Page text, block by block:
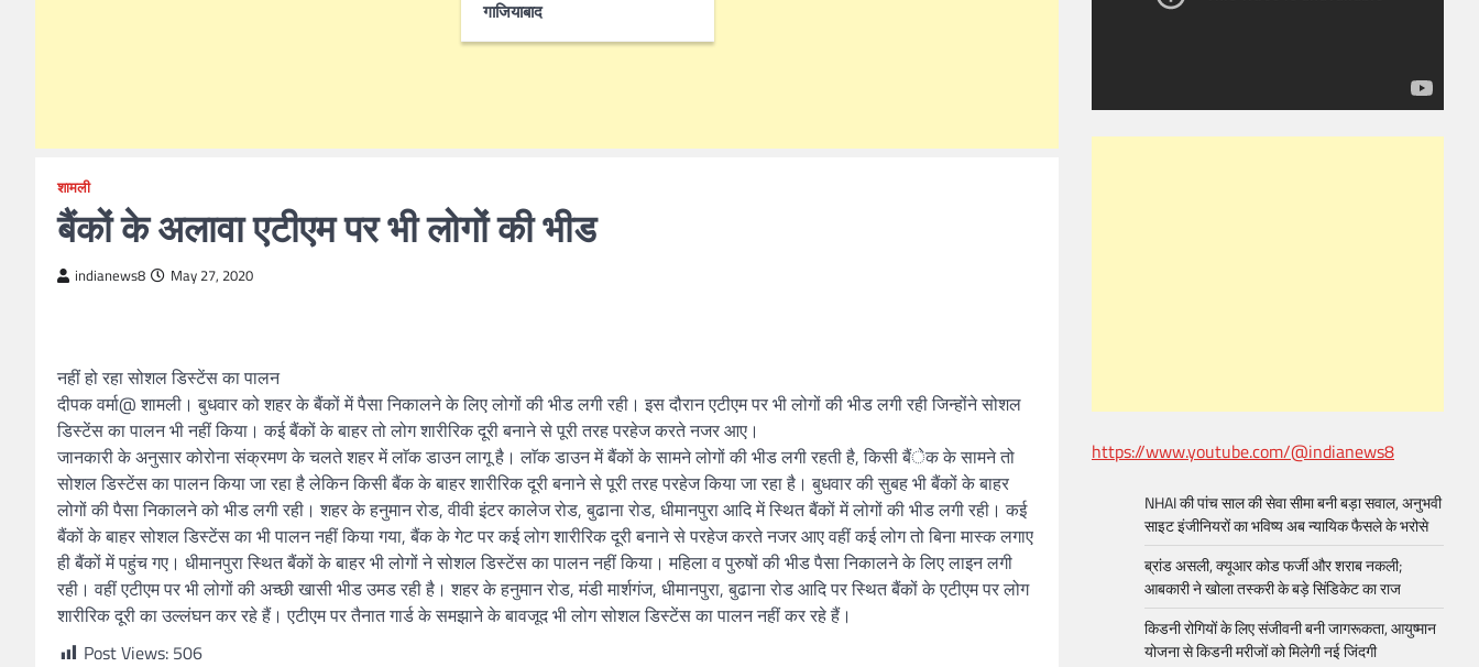
गाजियाबाद
शामली
बैंकों के अलावा एटीएम पर भी लोगों की भीड
indianews8 May 27, 2020
नहीं हो रहा सोशल डिस्टेंस का पालन
दीपक वर्मा@ शामली। बुधवार को शहर के बैंकों में पैसा निकालने के लिए लोगों की भीड लगी रही। इस दौरान एटीएम पर भी लोगों की भीड लगी रही जिन्होंने सोशल
डिस्टेंस का पालन भी नहीं किया। कई बैंकों के बाहर तो लोग शारीरिक दूरी बनाने से पूरी तरह परहेज करते नजर आए।
जानकारी के अनुसार कोरोना संक्रमण के चलते शहर में लाॅक डाउन लागू है। लाॅक डाउन में बैंकों के सामने लोगों की भीड लगी रहती है, किसी बैंेक के सामने तो
सोशल डिस्टेंस का पालन किया जा रहा है लेकिन किसी बैंक के बाहर शारीरिक दूरी बनाने से पूरी तरह परहेज किया जा रहा है। बुधवार की सुबह भी बैंकों के बाहर
लोगों की पैसा निकालने को भीड लगी रही। शहर के हनुमान रोड, वीवी इंटर कालेज रोड, बुढाना रोड, धीमानपुरा आदि में स्थित बैंकों में लोगों की भीड लगी रही। कई
बैंकों के बाहर सोशल डिस्टेंस का भी पालन नहीं किया गया, बैंक के गेट पर कई लोग शारीरिक दूरी बनाने से परहेज करते नजर आए वहीं कई लोग तो बिना मास्क लगाए
ही बैंकों में पहुंच गए। धीमानपुरा स्थित बैंकों के बाहर भी लोगों ने सोशल डिस्टेंस का पालन नहीं किया। महिला व पुरुषों की भीड पैसा निकालने के लिए लाइन लगी
रही। वहीं एटीएम पर भी लोगों की अच्छी खासी भीड उमड रही है। शहर के हनुमान रोड, मंडी मार्शगंज, धीमानपुरा, बुढाना रोड आदि पर स्थित बैंकों के एटीएम पर लोग
शारीरिक दूरी का उल्लंघन कर रहे हैं। एटीएम पर तैनात गार्ड के समझाने के बावजूद भी लोग सोशल डिस्टेंस का पालन नहीं कर रहे हैं।
Post Views: 506
https://www.youtube.com/@indianews8
NHAI की पांच साल की सेवा सीमा बनी बड़ा सवाल, अनुभवी
साइट इंजीनियरों का भविष्य अब न्यायिक फैसले के भरोसे
ब्रांड असली, क्यूआर कोड फर्जी और शराब नकली;
आबकारी ने खोला तस्करी के बड़े सिंडिकेट का राज
किडनी रोगियों के लिए संजीवनी बनी जागरूकता, आयुष्मान
योजना से किडनी मरीजों को मिलेगी नई जिंदगी